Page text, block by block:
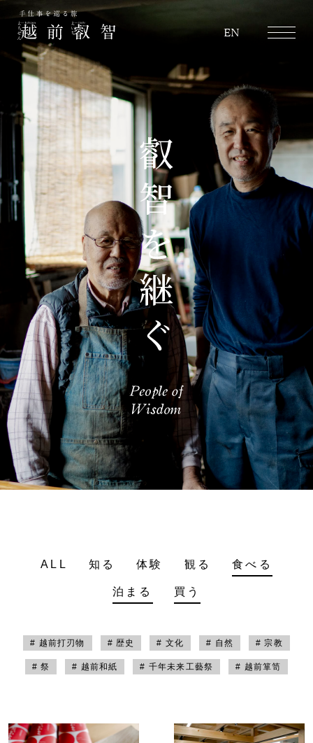
EN
ALL 知る 体験 観る 食べる
泊まる 買う
# 越前打刃物 # 歴史 # 文化 # 自然 # 宗教
# 祭 # 越前和紙 # 千年未来工藝祭 # 越前箪笥